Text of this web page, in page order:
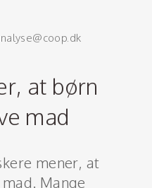
at børn
mad
mener, at
Mange